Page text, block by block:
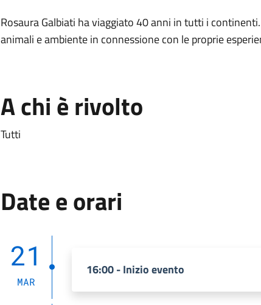
Rosaura Galbiati ha viaggiato 40 anni in tutti i
animali e ambiente in connessione con le proprie
A chi è rivolto
Tutti
Date e orari
21
MAR
16:00 - Inizio evento